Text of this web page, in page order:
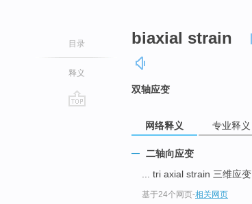
目录
释义
biaxial strain
双轴应变
网络释义 专业释义
二轴向应变
... tri axial strain 三维应变
基于24个网页-相关网页